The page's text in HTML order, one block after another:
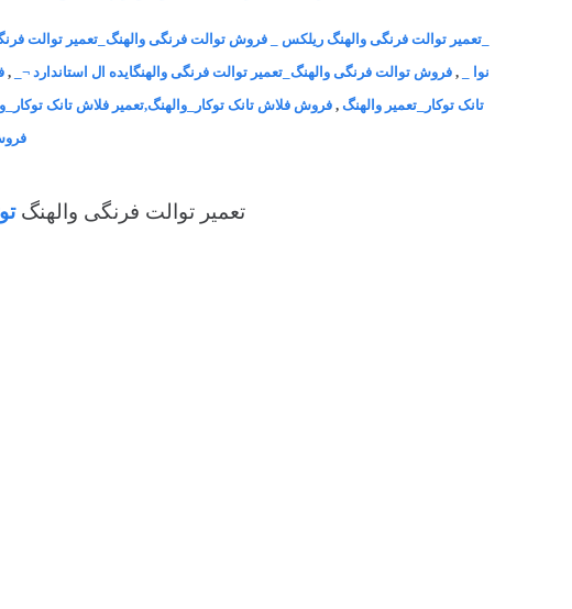
_تعمیر توالت فرنگی والهنگ ریلکس _ فروش توالت فرنگی والهنگ_تعمیر توالت
نوا _
,فروش توالت فرنگی والهنگ_تعمیر توالت فرنگی والهنگایده ال استاندارد ¬_ ,
تانک توکار_تعمیر والهنگ , فروش فلاش تانک توکار_والهنگ,تعمیر فلاش تانک
تعمیر توالت فرنگی والهنگ